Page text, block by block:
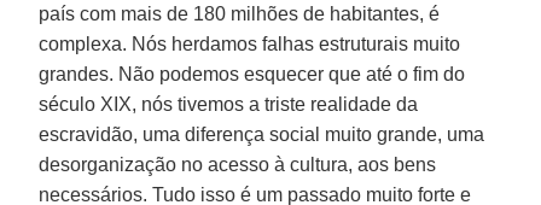
país com mais de 180 milhões de habitantes, é
complexa. Nós herdamos falhas estruturais muito
grandes. Não podemos esquecer que até o fim do
século XIX, nós tivemos a triste realidade da
escravidão, uma diferença social muito grande, uma
desorganização no acesso à cultura, aos bens
necessários. Tudo isso é um passado muito forte e